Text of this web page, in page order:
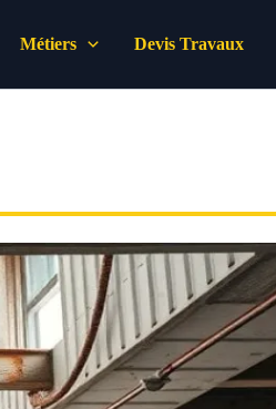
Métiers Devis Travaux